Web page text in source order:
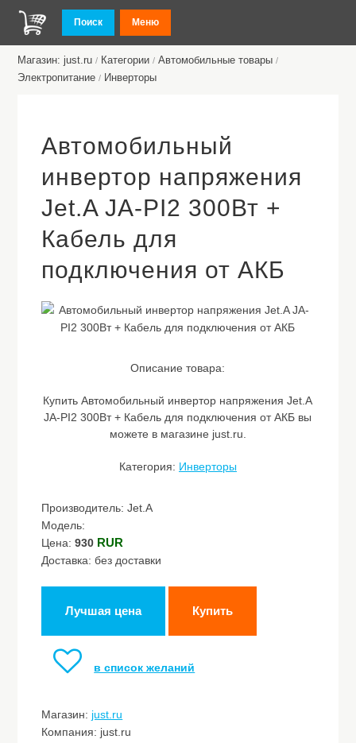
Поиск Меню
Магазин: just.ru / Категории / Автомобильные товары /
Электропитание / Инверторы
Автомобильный
инвертор напряжения
Jet.A JA-PI2 300Вт +
Кабель для
подключения от АКБ
Описание товара:
Купить Автомобильный инвертор напряжения Jet.A
JA-PI2 300Вт + Кабель для подключения от АКБ вы
можете в магазине just.ru.
Категория: Инверторы
Производитель: Jet.A
Модель:
Цена:930 RUR
Доставка: без доставки
Лучшая цена Купить
в список желаний
Магазин: just.ru
Компания: just.ru